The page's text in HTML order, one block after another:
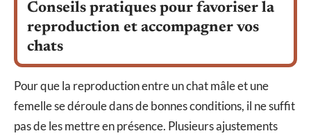
Conseils pratiques pour favoriser la
reproduction et accompagner vos
chats
Pour que la reproduction entre un chat mâle et une
femelle se déroule dans de bonnes conditions, il ne suffit
pas de les mettre en présence. Plusieurs ajustements